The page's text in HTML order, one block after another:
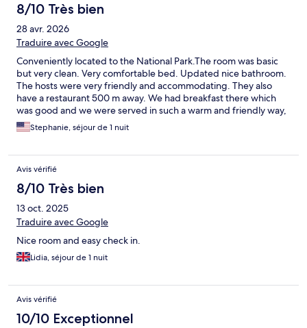
8/10 Très bien
28 avr. 2026
Traduire avec Google
Conveniently located to the National Park.The room was basic
but very clean. Very comfortable bed. Updated nice bathroom.
The hosts were very friendly and accommodating. They also
have a restaurant 500 m away. We had breakfast there which
was good and we were served in such a warm and friendly way,
it was very delightful. Would stay here again and definitely
would try their dinner menu next time after we learned that
Stephanie, séjour de 1 nuit
Avis vérifié
8/10 Très bien
13 oct. 2025
Traduire avec Google
Nice room and easy check in.
Lidia, séjour de 1 nuit
Avis vérifié
10/10 Exceptionnel